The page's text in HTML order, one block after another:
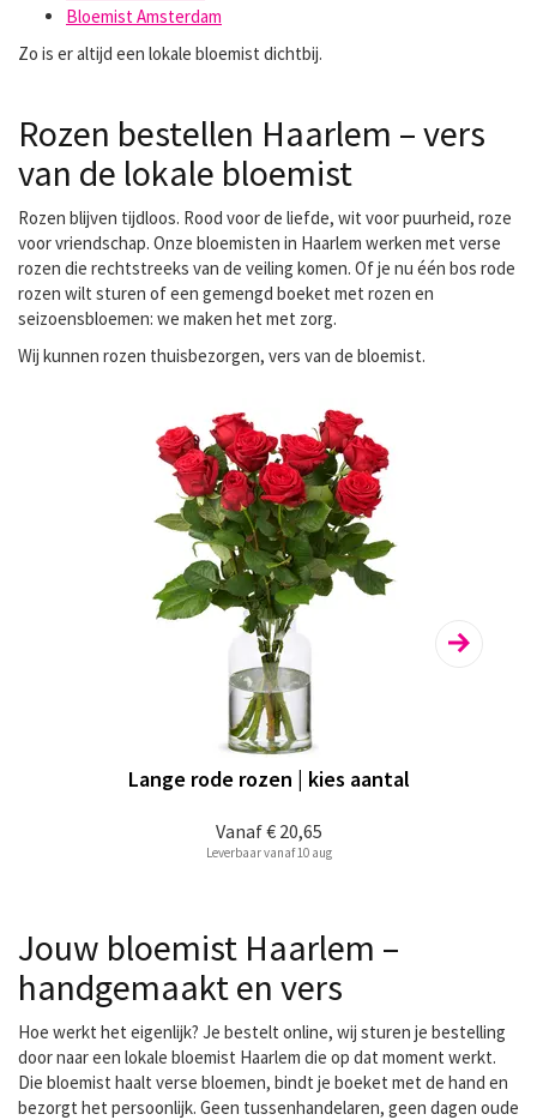
Bloemist Amsterdam
Zo is er altijd een lokale bloemist dichtbij.
Rozen bestellen Haarlem – vers
van de lokale bloemist
Rozen blijven tijdloos. Rood voor de liefde, wit voor puurheid, roze
voor vriendschap. Onze bloemisten in Haarlem werken met verse
rozen die rechtstreeks van de veiling komen. Of je nu één bos rode
rozen wilt sturen of een gemengd boeket met rozen en
seizoensbloemen: we maken het met zorg.
Wij kunnen rozen thuisbezorgen, vers van de bloemist.
Vanaf€ 20,65
Lange rode rozen | kies aantal
Leverbaar vanaf 10 aug
Jouw bloemist Haarlem –
handgemaakt en vers
Hoe werkt het eigenlijk? Je bestelt online, wij sturen je bestelling
door naar een lokale bloemist Haarlem die op dat moment werkt.
Die bloemist haalt verse bloemen, bindt je boeket met de hand en
bezorgt het persoonlijk. Geen tussenhandelaren, geen dagen oude